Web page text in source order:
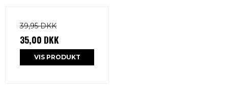
39,95 DKK
35,00 DKK
VIS PRODUKT